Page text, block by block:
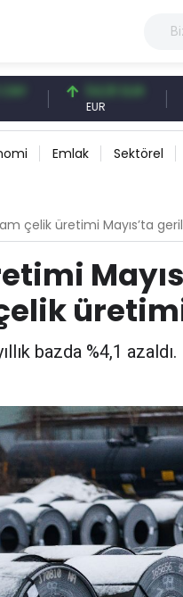
54,91 EUR
EUR EUR
Emlak Sektörel
çelik üretimi Mayıs’ta gerilerken,
bazda %4,1 azaldı.